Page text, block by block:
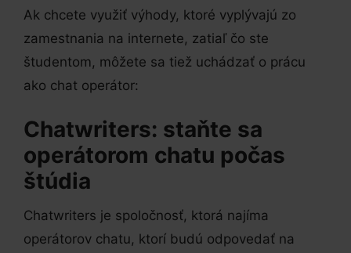
Ak chcete využiť výhody, ktoré vyplývajú zo
zamestnania na internete, zatiaľ čo ste
študentom, môžete sa tiež uchádzať o prácu
ako chat operátor:
Chatwriters: staňte sa
operátorom chatu počas
štúdia
Chatwriters je spoločnosť, ktorá najíma
operátorov chatu, ktorí budú odpovedať na